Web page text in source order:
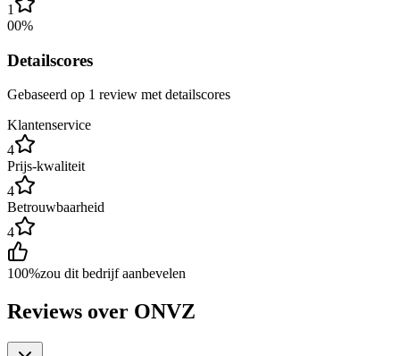
1
00%
Detailscores
Gebaseerd op 1 review met detailscores
Klantenservice
4
Prijs-kwaliteit
4
Betrouwbaarheid
4
100%zou dit bedrijf aanbevelen
Reviews over ONVZ